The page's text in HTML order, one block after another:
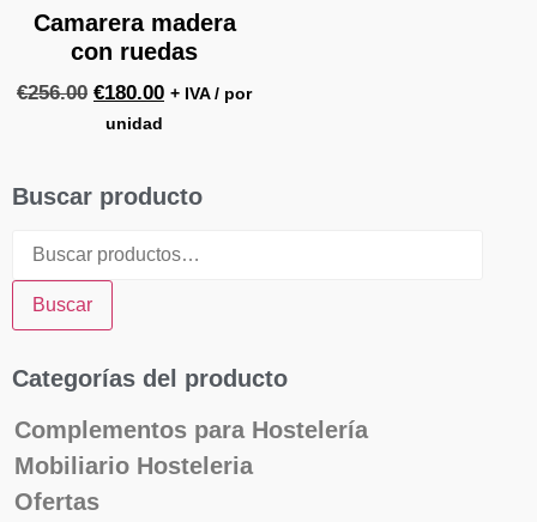
Buscar producto
Buscar
Categorías del producto
Complementos para Hostelería
Mobiliario Hosteleria
Ofertas
Camarera madera
con ruedas
€256.00 €180.00 + IVA / por
unidad